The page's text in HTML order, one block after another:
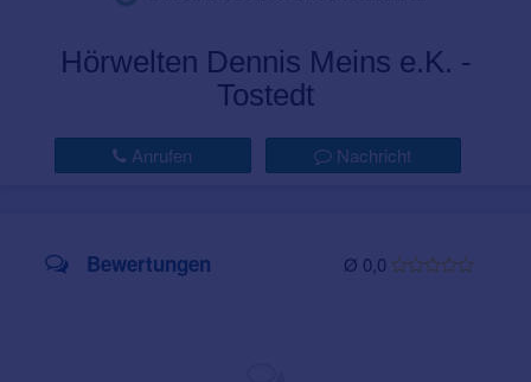
Hörwelten Dennis Meins e.K. -
Tostedt
Anrufen Nachricht
Ø 0,0
Bewertungen